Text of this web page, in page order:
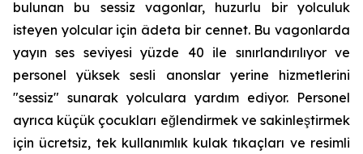
bulunan bu sessiz vagonlar, huzurlu bir yolculuk
isteyen yolcular için âdeta bir cennet. Bu vagonlarda
yayın ses seviyesi yüzde 40 ile sınırlandırılıyor ve
personel yüksek sesli anonslar yerine hizmetlerini
"sessiz" sunarak yolculara yardım ediyor. Personel
ayrıca küçük çocukları eğlendirmek ve sakinleştirmek
için ücretsiz, tek kullanımlık kulak tıkaçları ve resimli